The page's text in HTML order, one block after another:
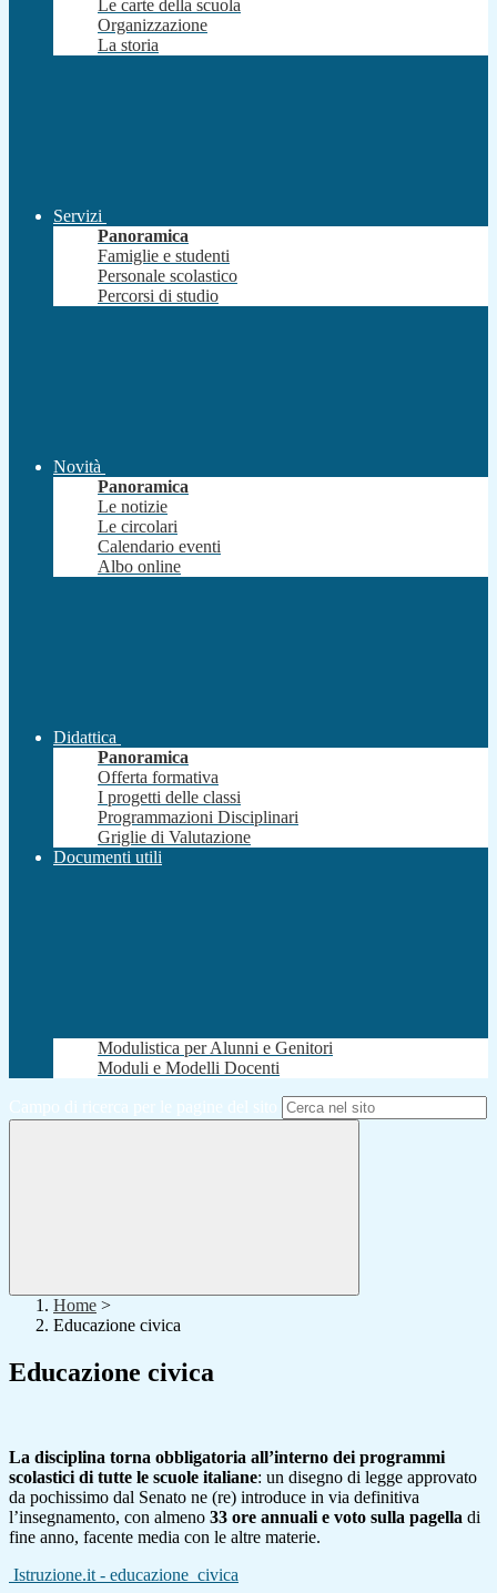
Le carte della scuola
Organizzazione
La storia
Servizi
Panoramica
Famiglie e studenti
Personale scolastico
Percorsi di studio
Novità
Panoramica
Le notizie
Le circolari
Calendario eventi
Albo online
Didattica
Panoramica
Offerta formativa
I progetti delle classi
Programmazioni Disciplinari
Griglie di Valutazione
Documenti utili
Modulistica per Alunni e Genitori
Moduli e Modelli Docenti
Campo di ricerca per le pagine del sito
Home >
Educazione civica
Educazione civica
La disciplina torna obbligatoria all’interno dei programmi
scolastici di tutte le scuole italiane: un disegno di legge approvato
da pochissimo dal Senato ne (re) introduce in via definitiva
l’insegnamento, con almeno 33 ore annuali e voto sulla pagella di
fine anno, facente media con le altre materie.
Istruzione.it - educazione_civica